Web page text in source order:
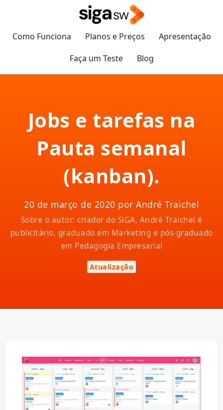
Como Funciona Planos e Preços
Apresentação
Faça um Teste
Blog
Jobs e tarefas na
Pauta semanal
(kanban).
20 de março de 2020 por André Traichel
Sobre o autor: criador do SiGA, André Traichel é
publicitário, graduado em Marketing e pós-graduado
em Pedagogia Empresarial
Atualização